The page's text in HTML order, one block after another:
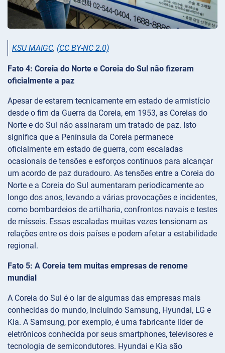
KSU MAIGC, (CC BY-NC 2.0)
Fato 4: Coreia do Norte e Coreia do Sul não fizeram
oficialmente a paz
Apesar de estarem tecnicamente em estado de armistício
desde o fim da Guerra da Coreia, em 1953, as Coreias do
Norte e do Sul não assinaram um tratado de paz. Isto
significa que a Península da Coreia permanece
oficialmente em estado de guerra, com escaladas
ocasionais de tensões e esforços contínuos para alcançar
um acordo de paz duradouro. As tensões entre a Coreia do
Norte e a Coreia do Sul aumentaram periodicamente ao
longo dos anos, levando a várias provocações e incidentes,
como bombardeios de artilharia, confrontos navais e testes
de mísseis. Essas escaladas muitas vezes tensionam as
relações entre os dois países e podem afetar a estabilidade
regional.
Fato 5: A Coreia tem muitas empresas de renome
mundial
A Coreia do Sul é o lar de algumas das empresas mais
conhecidas do mundo, incluindo Samsung, Hyundai, LG e
Kia. A Samsung, por exemplo, é uma fabricante líder de
eletrônicos conhecida por seus smartphones, televisores e
tecnologia de semicondutores. Hyundai e Kia são